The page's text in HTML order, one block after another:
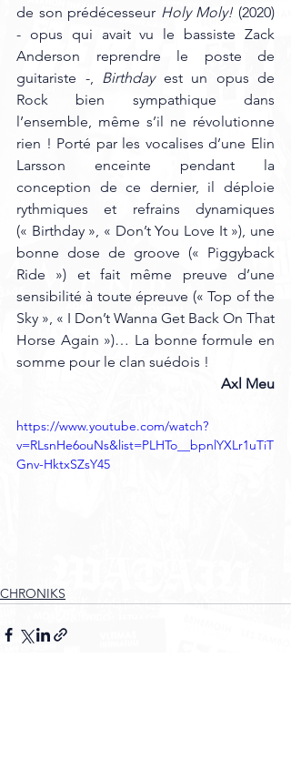
de son prédécesseur Holy Moly! (2020)
- opus qui avait vu le bassiste Zack
Anderson reprendre le poste de
guitariste -,
Birthday est un opus de
Rock bien sympathique dans
l’ensemble, même s’il ne révolutionne
rien ! Porté par les vocalises d’une Elin
Larsson enceinte pendant la
conception de ce dernier, il déploie
rythmiques et refrains dynamiques
(« Birthday », « Don’t You Love It »), une
bonne dose de groove (« Piggyback
Ride ») et fait même preuve d’une
sensibilité à toute épreuve (« Top of the
Sky », « I Don’t Wanna Get Back On That
Horse Again »)… La bonne formule en
somme pour le clan suédois !
Axl Meu
https://www.youtube.com/watch?
v=RLsnHe6ouNs&list=PLHTo__bpnlYXLr1uTiT
Gnv-HktxSZsY45
CHRONIKS